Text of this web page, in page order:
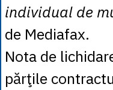
individual de
de Mediafax.
Nota de
părţile